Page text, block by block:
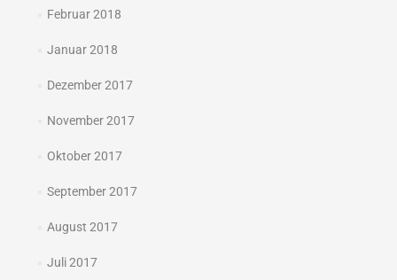
Februar 2018
Januar 2018
Dezember 2017
November 2017
Oktober 2017
September 2017
August 2017
Juli 2017